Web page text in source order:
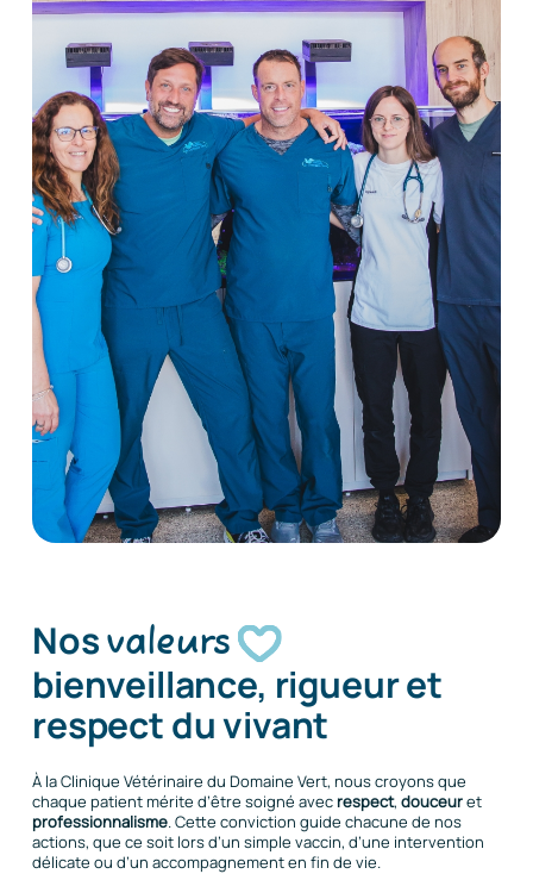
Nosvaleurs
bienveillance, rigueur et
respect du vivant
À la Clinique Vétérinaire du Domaine Vert, nous croyons que
chaque patient mérite d’être soigné avecrespect, douceuret
professionnalisme. Cette conviction guide chacune de nos
actions, que ce soit lors d’un simple vaccin, d’une intervention
délicate ou d’un accompagnement en fin de vie.